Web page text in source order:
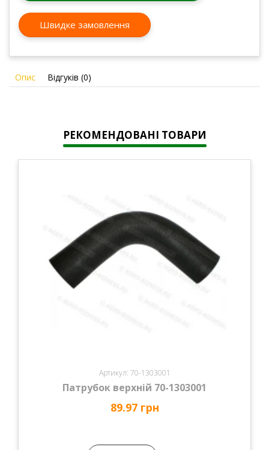
Швидке замовлення
Опис Відгуків (0)
РЕКОМЕНДОВАНІ ТОВАРИ
Артикул: 70-1303001
Патрубок верхній 70-1303001
89.97 грн